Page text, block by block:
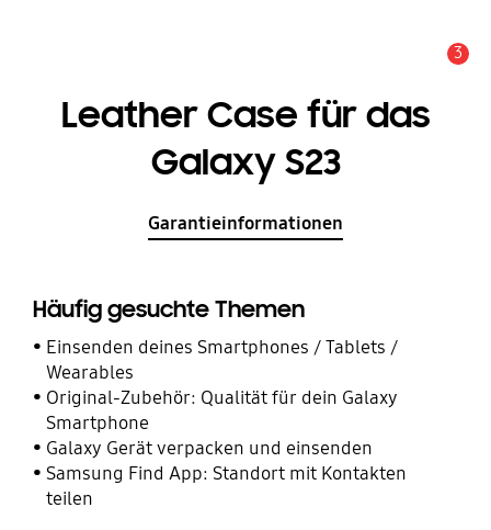
3
Leather Case für das
Galaxy S23
Garantieinformationen
Häufig gesuchte Themen
Einsenden deines Smartphones / Tablets /
Wearables
Original-Zubehör: Qualität für dein Galaxy
Smartphone
Galaxy Gerät verpacken und einsenden
Samsung Find App: Standort mit Kontakten
teilen